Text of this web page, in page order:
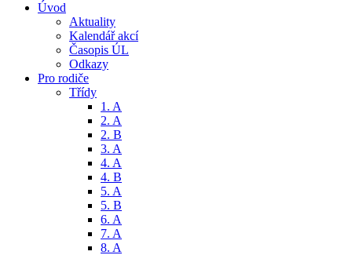
Úvod
Aktuality
Kalendář akcí
Časopis ÚL
Odkazy
Pro rodiče
Třídy
1. A
2. A
2. B
3. A
4. A
4. B
5. A
5. B
6. A
7. A
8. A